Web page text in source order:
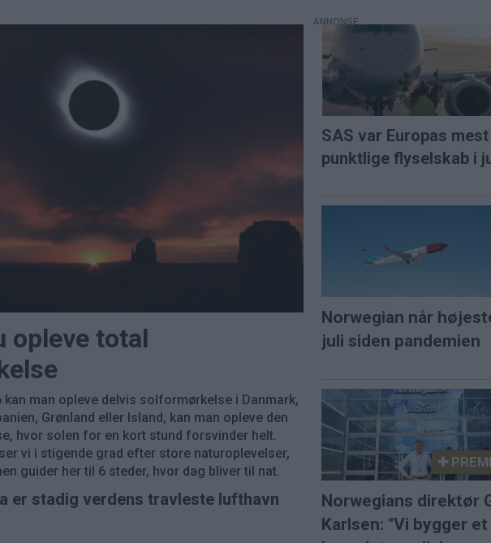
opleve total
kan man opleve delvis solformørkelse i Danmark,
Grønland eller Island, kan man opleve den
hvor solen for en kort stund forsvinder helt.
vi i stigende grad efter store naturoplevelser,
guider her til 6 steder, hvor dag bliver til nat.
er stadig verdens travleste lufthavn
SAS var Europas mest
punktlige flyselskab i
Norwegian når
juli siden pandemien
Norwegians direktør
Karlsen: "Vi bygger et